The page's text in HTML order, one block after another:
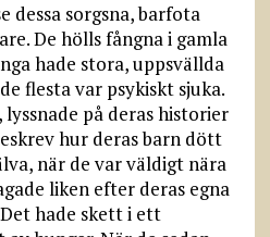
dessa sorgsna, barfota
De hölls fångna i gamla
hade stora, uppsvällda
flesta var psykiskt sjuka.
på deras historier
hur deras barn dött
när de var väldigt nära
liken efter deras egna
hade skett i ett